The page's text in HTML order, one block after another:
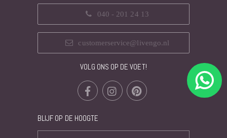
040 - 201 24 13
customerservice@livengo.nl
VOLG ONS OP DE VOET!
BLIJF OP DE HOOGTE